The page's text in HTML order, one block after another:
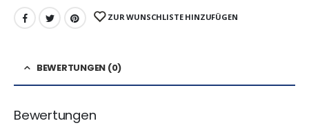
ZUR WUNSCHLISTE HINZUFÜGEN
BEWERTUNGEN (0)
Bewertungen